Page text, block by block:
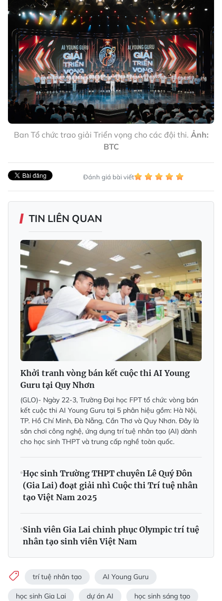
Ban Tổ chức trao giải Triển vọng cho các đội thi. Ảnh:
BTC
Đánh giá bài viết
TIN LIÊN QUAN
Khởi tranh vòng bán kết cuộc thi AI Young
Guru tại Quy Nhơn
(GLO)- Ngày 22-3, Trường Đại học FPT tổ chức vòng bán
kết cuộc thi AI Young Guru tại 5 phân hiệu gồm: Hà Nội,
TP. Hồ Chí Minh, Đà Nẵng, Cần Thơ và Quy Nhơn. Đây là
sân chơi công nghệ, ứng dụng trí tuệ nhân tạo (AI) dành
cho học sinh THPT và trung cấp nghề toàn quốc.
Học sinh Trường THPT chuyên Lê Quý Đôn
(Gia Lai) đoạt giải nhì Cuộc thi Trí tuệ nhân
tạo Việt Nam 2025
Sinh viên Gia Lai chinh phục Olympic trí tuệ
nhân tạo sinh viên Việt Nam
trí tuệ nhân tạo AI Young Guru
học sinh Gia Lai dự án AI học sinh sáng tạo